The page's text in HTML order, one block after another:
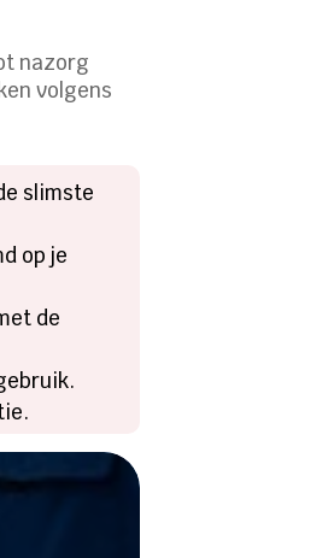
nazorg
volgens
slimste
op je
de